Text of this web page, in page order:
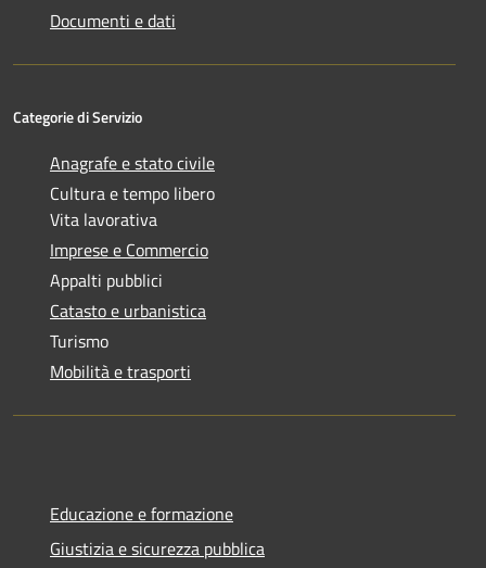
Documenti e dati
Categorie di Servizio
Anagrafe e stato civile
Cultura e tempo libero
Vita lavorativa
Imprese e Commercio
Appalti pubblici
Catasto e urbanistica
Turismo
Mobilità e trasporti
Educazione e formazione
Giustizia e sicurezza pubblica